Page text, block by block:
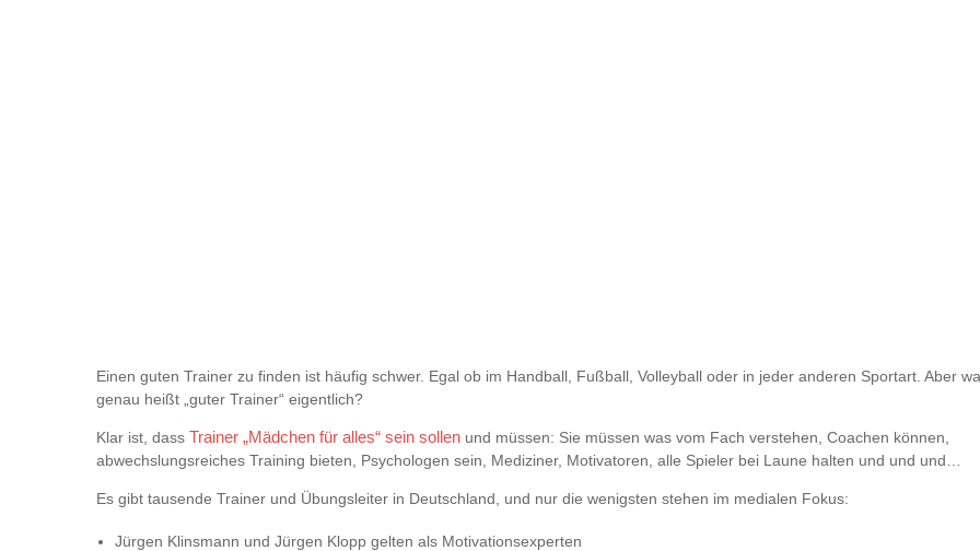
Einen guten Trainer zu finden ist häufig schwer. Egal ob im Handball, Fußball, Volleyball oder in jeder anderen Sportart. Aber
genau heißt „guter Trainer“ eigentlich?
Klar ist, dass Trainer „Mädchen für alles“ sein sollen und müssen: Sie müssen was vom Fach verstehen, Coachen können,
abwechslungsreiches Training bieten, Psychologen sein, Mediziner, Motivatoren, alle Spieler bei Laune halten und und und…
Es gibt tausende Trainer und Übungsleiter in Deutschland, und nur die wenigsten stehen im medialen Fokus:
Jürgen Klinsmann und Jürgen Klopp gelten als Motivationsexperten